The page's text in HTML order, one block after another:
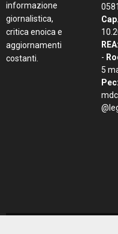
informazione
giornalistica,
critica enoica e
aggiornamenti
costanti.
REA:
-
5
Pec: